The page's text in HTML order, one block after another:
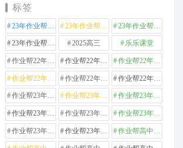
标签
23年作业帮高中化学 23年作业帮高中数学 23年作业帮高中物理
23年作业帮高中英语 2025高三 乐乐课堂
作业帮22年高中化学 作业帮22年高中数学 作业帮22年高中物理
作业帮22年高中生物 作业帮22年高中英语 作业帮22年高中语文
作业帮23年高中化学 作业帮23年高中历史 作业帮23年高中地理
作业帮23年高中数学 作业帮23年高中物理 作业帮23年高中生物
作业帮23年高中英语 作业帮23年高中语文 作业帮高中化学